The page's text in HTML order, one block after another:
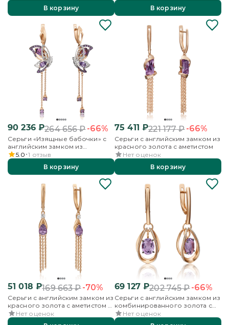
эмалью
В корзину
топазами
В корзину
90 236₽264 656₽-66%
Серьги «Изящные бабочки» с
английским замком из
комбинированного золота с
аметистами и бесцветными
топазами
5.0 1 отзыв
В корзину
75 411 ₽221 177₽-66%
Серьги с английским замком из
красного золота с аметистом
Нет оценок
В корзину
51 018 ₽169 663₽-70%
Серьги с английским замком из
красного золота с аметистом и
бесцветным топазом
Нет оценок
69 127₽202 745₽-66%
Серьги с английским замком из
комбинированного золота с
аметистом
Нет оценок